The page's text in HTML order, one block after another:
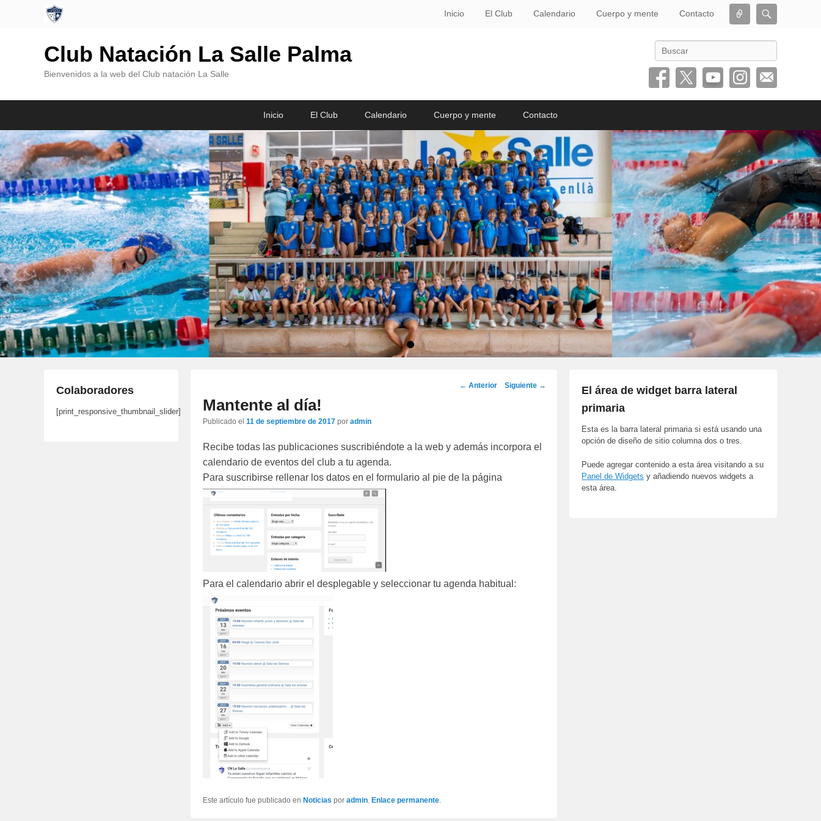
Conectar
Inicio El Club Calendario Cuerpo y mente Contacto
Club Natación La Salle Palma
Bienvenidos a la web del Club natación La Salle
Buscar
contenido
principal
contenido
secundario
Inicio El Club Calendario Cuerpo y mente Contacto
•
Navegación
← Anterior Siguiente →
Mantente al día!
Publicado el 11 de septiembre de 2017 por admin
Recibe todas las publicaciones suscribiéndote a la web y además incorpora el
calendario de eventos del club a tu agenda.
Para suscribirse rellenar los datos en el formulario al pie de la página
Para el calendario abrir el desplegable y seleccionar tu agenda habitual:
Este artículo fue publicado en Noticias por admin. Enlace permanente.
El área de widget barra lateral
primaria
Esta es la barra lateral primaria si está usando una
opción de diseño de sitio columna dos o tres.
Puede agregar contenido a esta área visitando a su
Panel de Widgets y añadiendo nuevos widgets a
esta área.
Colaboradores
[print_responsive_thumbnail_slider]